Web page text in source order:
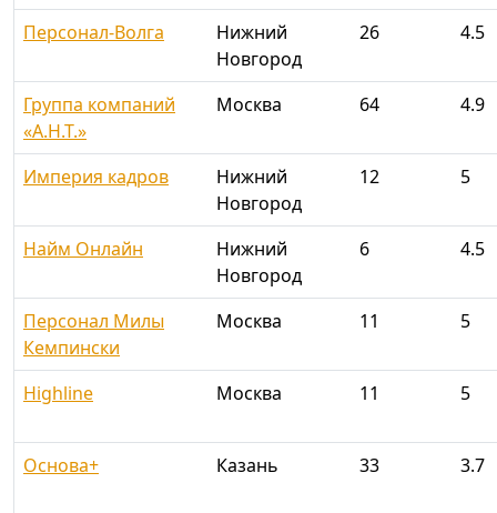
Персонал-Волга
Нижний
Новгород
26 4.5
Группа компаний
«А.Н.Т.»
Москва 64 4.9
Империя кадров
Нижний
Новгород
12 5
Найм Онлайн
Нижний
Новгород
6 4.5
Персонал Милы
Кемпински
Москва 11 5
Highline Москва 11 5
Основа+ Казань 33 3.7